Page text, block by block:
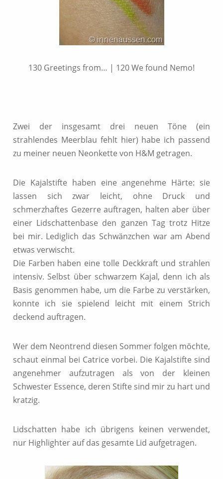
130 Greetings from… | 120 We found Nemo!
Zwei der insgesamt drei neuen Töne (ein
strahlendes Meerblau fehlt hier) habe ich passend
zu meiner neuen Neonkette von H&M getragen.
Die Kajalstifte haben eine angenehme Härte: sie
lassen sich zwar leicht, ohne Druck und
schmerzhaftes Gezerre auftragen, halten aber über
einer Lidschattenbase den ganzen Tag trotz Hitze
bei mir. Lediglich das Schwänzchen war am Abend
etwas verwischt.
Die Farben haben eine tolle Deckkraft und strahlen
intensiv. Selbst über schwarzem Kajal, denn ich als
Basis genommen habe, um die Farbe zu verstärken,
konnte ich sie spielend leicht mit einem Strich
deckend auftragen.
Wer dem Neontrend diesen Sommer folgen möchte,
schaut einmal bei Catrice vorbei. Die Kajalstifte sind
angenehmer aufzutragen als von der kleinen
Schwester Essence, deren Stifte sind mir zu hart und
kratzig.
Lidschatten habe ich übrigens keinen verwendet,
nur Highlighter auf das gesamte Lid aufgetragen.